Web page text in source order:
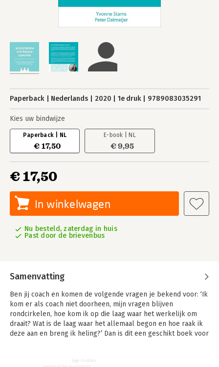
Paperback Nederlands 2020 1e druk 9789083035291
Kies uw bindwijze
Paperback | NL
€ 17,50
E-book | NL
€ 9,95
€ 17,50
In winkelwagen
Nu besteld, zaterdag in huis
Past door de brievenbus
Samenvatting
Ben jij coach en komen de volgende vragen je bekend voor: ‘Ik
kom er als coach niet doorheen, mijn vragen blijven
rondcirkelen, hoe kom ik op die laag waar het werkelijk om
draait? Wat is de laag waar het allemaal begon en hoe raak ik
deze aan en breng ik heling?’ Dan is dit een geschikt boek voor
In dit boek leer je om aan de hand van systemisch coachen,
lege midden